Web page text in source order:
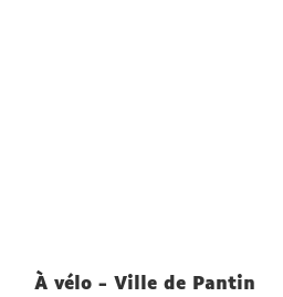
À vélo - Ville de Pantin